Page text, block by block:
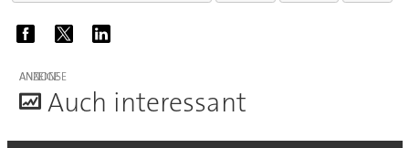
ANZEIGE
Auch interessant